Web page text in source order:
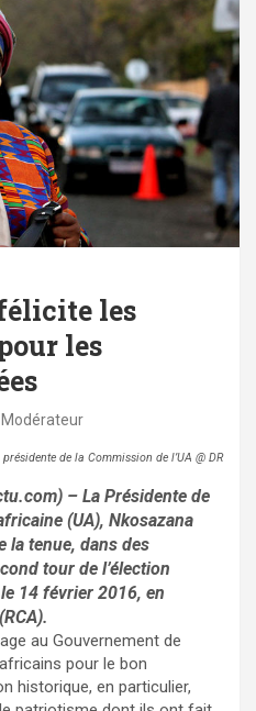
les
les
de la Commission de l’UA @ DR
– La Présidente de
(UA), Nkosazana
la tenue, dans des
tour de l’élection
14 février 2016, en
au Gouvernement de
pour le bon
historique, en particulier,